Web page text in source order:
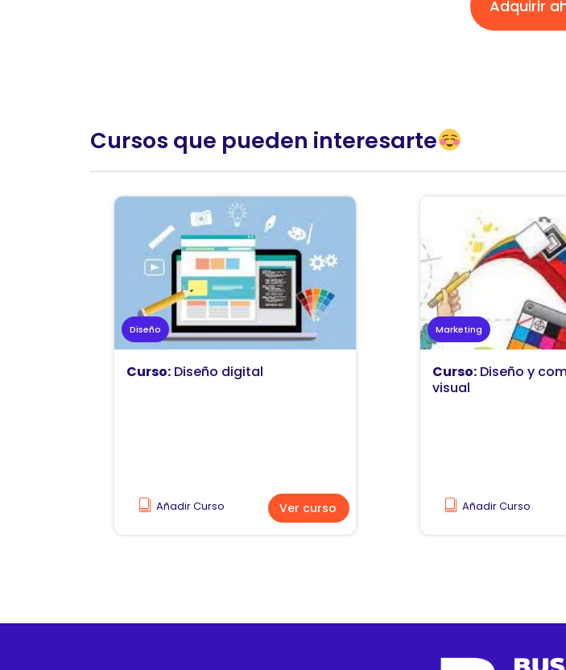
Adquirir
Cursos que pueden interesarte
Diseño
Curso: Diseño digital
Añadir Curso Ver curso
Marketing
Curso: Diseño y
visual
Añadir Curso